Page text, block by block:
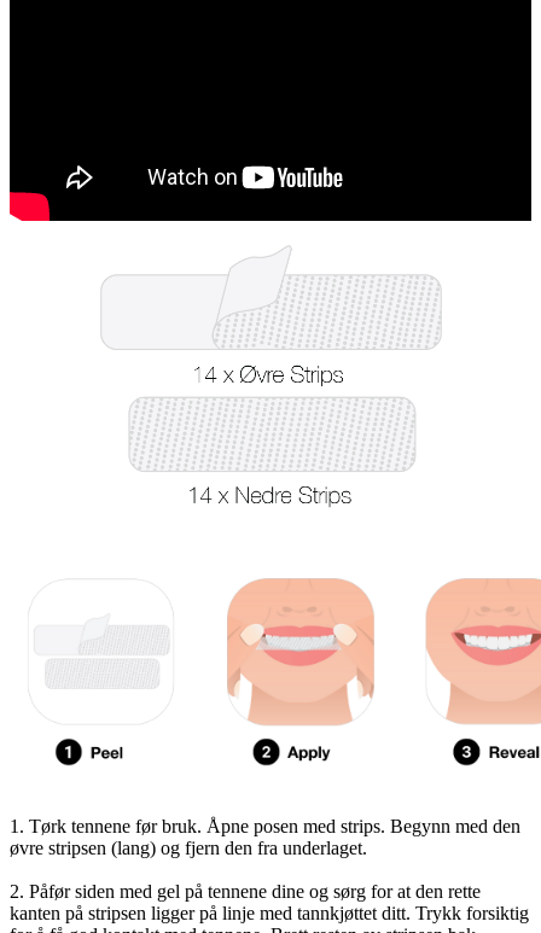
1. Tørk tennene før bruk. Åpne posen med strips. Begynn med den
øvre stripsen (lang) og fjern den fra underlaget.
2. Påfør siden med gel på tennene dine og sørg for at den rette
kanten på stripsen ligger på linje med tannkjøttet ditt. Trykk forsiktig